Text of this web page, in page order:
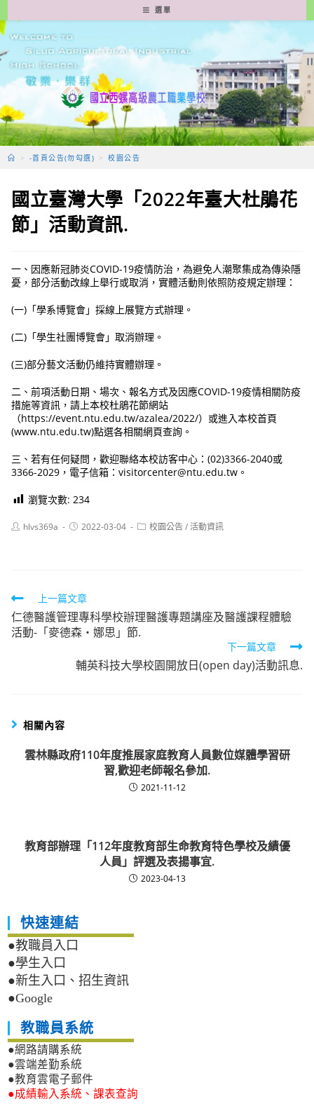
轉
至
要
容
選單
> -首頁公告(勿勾選) > 校園公告
國立臺灣大學「2022年臺大杜鵑花
節」活動資訊.
一、因應新冠肺炎COVID-19疫情防治，為避免人潮聚集成為傳染隱
憂，部分活動改線上舉行或取消，實體活動則依照防疫規定辦理：
(一)「學系博覽會」採線上展覽方式辦理。
(二)「學生社團博覽會」取消辦理。
(三)部分藝文活動仍維持實體辦理。
二、前項活動日期、場次、報名方式及因應COVID-19疫情相關防疫
措施等資訊，請上本校杜鵑花節網站
（https://event.ntu.edu.tw/azalea/2022/）或進入本校首頁
(www.ntu.edu.tw)點選各相關網頁查詢。
三、若有任何疑問，歡迎聯絡本校訪客中心：(02)3366-2040或
3366-2029，電子信箱：visitorcenter@ntu.edu.tw。
瀏覽次數: 234
Posthlvs369a
Post2022-03-04
Post校園公告/活動資訊
Read
more
articles
上一篇文章
仁德醫護管理專科學校辦理醫護專題講座及醫護課程體驗
活動-「麥德森・娜思」節.
下一篇文章
輔英科技大學校園開放日(open day)活動訊息.
相關內容
雲林縣政府110年度推展家庭教育人員數位媒體學習研
習,歡迎老師報名參加.
2021-11-12
教育部辦理「112年度教育部生命教育特色學校及績優
人員」評選及表揚事宜.
2023-04-13
快速連結
●教職員入口
●學生入口
●新生入口、招生資訊
●Google
教職員系統
●網路請購系統
●雲端差勤系統
●教育雲電子郵件
●成績輸入系統、課表查詢